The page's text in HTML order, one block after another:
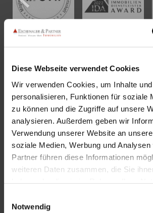
Diese Webseite verwendet Cookies
Wir verwenden Cookies, um Inhalte
personalisieren, Funktionen für soziale
zu können und die Zugriffe auf unsere
analysieren. Außerdem geben wir
Verwendung unserer Website an
soziale Medien, Werbung und
Partner führen diese Informationen
weiteren Daten zusammen, die Sie
Cookies, wenn Sie unsere Webseite
Notwendig
KONTAKT
Eschenauer & Partner Immobilien
Immobilienmakler HEIDELBERG
Immobilien Heidelberg
Akademiestraße 1, 69117
Tel.:06221 - 67 26 077
Mail:info@eschenauer-partner.de
Eschenauer & Partner Immobilien